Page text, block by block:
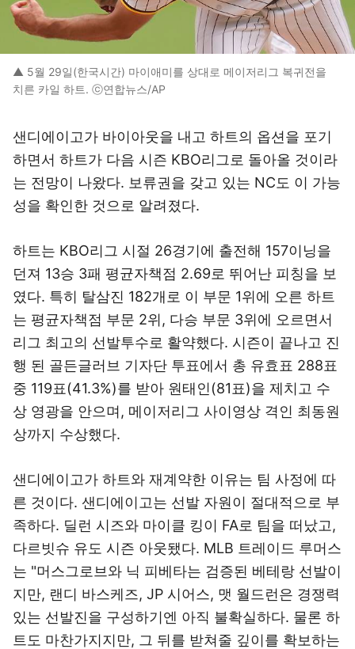
▲ 5월 29일(한국시간) 마이애미를 상대로 메이저리그 복귀전을
치른 카일 하트. ⓒ연합뉴스/AP
샌디에이고가 바이아웃을 내고 하트의 옵션을 포기
하면서 하트가 다음 시즌 KBO리그로 돌아올 것이라
는 전망이 나왔다. 보류권을 갖고 있는 NC도 이 가능
성을 확인한 것으로 알려졌다.
하트는 KBO리그 시절 26경기에 출전해 157이닝을
던져 13승 3패 평균자책점 2.69로 뛰어난 피칭을 보
였다. 특히 탈삼진 182개로 이 부문 1위에 오른 하트
는 평균자책점 부문 2위, 다승 부문 3위에 오르면서
리그 최고의 선발투수로 활약했다. 시즌이 끝나고 진
행 된 골든글러브 기자단 투표에서 총 유효표 288표
중 119표(41.3%)를 받아 원태인(81표)을 제치고 수
상 영광을 안으며, 메이저리그 사이영상 격인 최동원
상까지 수상했다.
샌디에이고가 하트와 재계약한 이유는 팀 사정에 따
른 것이다. 샌디에이고는 선발 자원이 절대적으로 부
족하다. 딜런 시즈와 마이클 킹이 FA로 팀을 떠났고,
다르빗슈 유도 시즌 아웃됐다. MLB 트레이드 루머스
는 "머스그로브와 닉 피베타는 검증된 베테랑 선발이
지만, 랜디 바스케즈, JP 시어스, 맷 월드런은 경쟁력
있는 선발진을 구성하기엔 아직 불확실하다. 물론 하
트도 마찬가지지만, 그 뒤를 받쳐줄 깊이를 확보하는